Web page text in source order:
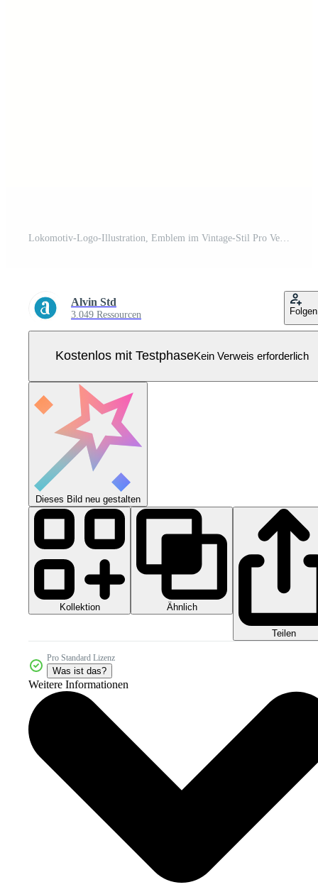
Alvin Std
3.049 Ressourcen Folgen
Kostenlos mit TestphaseKein Verweis erforderlich
Dieses Bild neu gestalten
Kollektion Ähnlich
Teilen
Pro Standard Lizenz
Was ist das?
Weitere Informationen